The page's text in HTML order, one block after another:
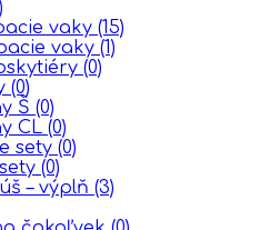
vaky (15)
vaky (1)
(0)
(0)
Š (0)
CL (0)
sety (0)
(0)
– výplň (3)